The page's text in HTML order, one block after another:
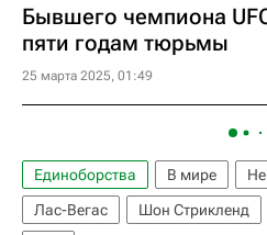
Бывшего чемпиона
пяти годам тюрьмы
25 марта 2025, 01:49
Единоборства В мире
Лас-Вегас
Шон Стрикленд